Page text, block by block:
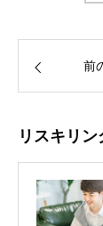
前
リスキリ